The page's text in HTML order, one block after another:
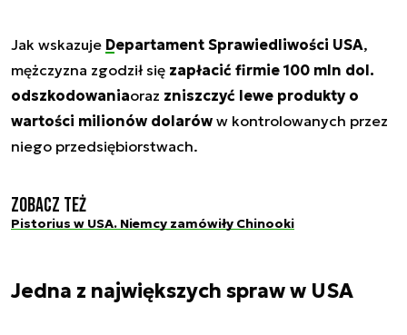
Jak wskazuje Departament Sprawiedliwości USA,
mężczyzna zgodził się zapłacić firmie 100 mln dol.
odszkodowaniaoraz zniszczyć lewe produkty o
wartości milionów dolarów w kontrolowanych przez
niego przedsiębiorstwach.
Zobacz też
Pistorius w USA. Niemcy zamówiły Chinooki
Jedna z największych spraw w USA